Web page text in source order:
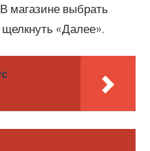
магазине выбрать
щелкнуть «Далее».